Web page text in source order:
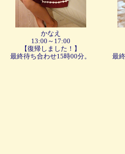
かなえ
13:00～17:00
【復帰しました！】
最終待ち合わせ15時00分。
最